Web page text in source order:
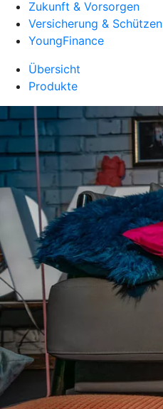
Zukunft & Vorsorgen
Versicherung & Schützen
YoungFinance
Übersicht
Produkte